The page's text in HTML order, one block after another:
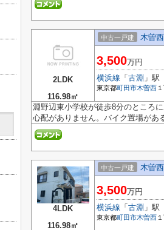
2LDK
116.98㎡
中古一戸建 木曽
3,500万円
横浜線 「 古淵 」駅
東京都町田市木曽西
淵野辺東小学校が徒歩8分のところ
心配がありません。バイク置場があ
4LDK
116.98㎡
中古一戸建 木曽
3,500万円
横浜線 「 古淵 」駅
東京都町田市木曽西